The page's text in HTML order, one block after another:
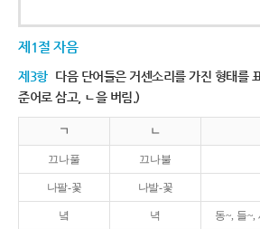
제1절 자음
제3항 다음 단어들은 거센소리를 가진 형태를
준어로 삼고, ㄴ을 버림.)
ㄱ ㄴ
끄나풀 끄나불
나팔-꽃 나발-꽃
녘 녁 동~, 들~,